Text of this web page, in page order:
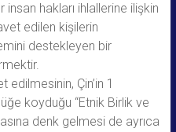
hakları ihlallerine ilişkin
edilen kişilerin
destekleyen bir
Çin’in 1
koyduğu “Etnik Birlik ve
denk gelmesi de ayrıca